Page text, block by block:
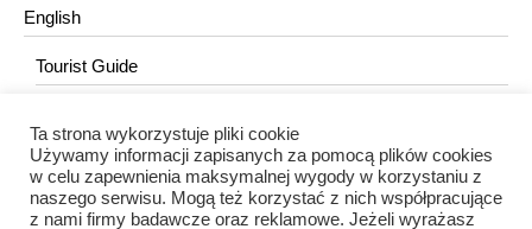
English
Tourist Guide
KONTAKT
redakcja@portalkujawski.pl
Ta strona wykorzystuje pliki cookie
Używamy informacji zapisanych za pomocą plików cookies
w celu zapewnienia maksymalnej wygody w korzystaniu z
naszego serwisu. Mogą też korzystać z nich współpracujące
z nami firmy badawcze oraz reklamowe. Jeżeli wyrażasz